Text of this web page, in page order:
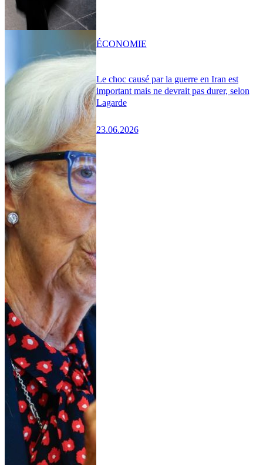
Le choc causé par la guerre en Iran est
important mais ne devrait pas durer, selon
Lagarde
23.06.2026
ÉCONOMIE